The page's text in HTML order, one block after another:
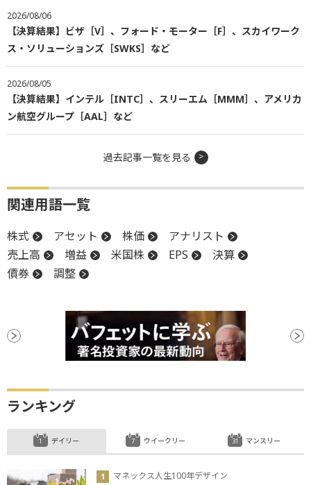
2026/08/06
【決算結果】ビザ［V］、フォード・モーター［F］、スカイワーク
ス・ソリューションズ［SWKS］など
2026/08/05
【決算結果】インテル［INTC］、スリーエム［MMM］、アメリカ
ン航空グループ［AAL］など
過去記事一覧を見る
関連用語一覧
株式 アセット 株価
アナリスト
売上高
増益 米国株 EPS
決算
債券
調整
ランキング
デイリー
マネックス人生100年デザイン
ウイークリー マンスリー